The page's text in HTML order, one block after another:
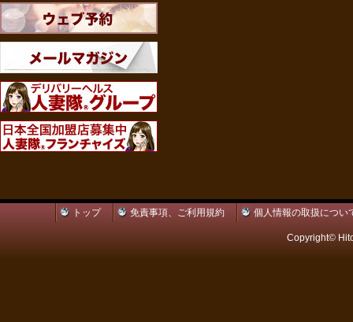
トップ 免責事項、ご利用規約 個人情報の取扱につい
Copyright©